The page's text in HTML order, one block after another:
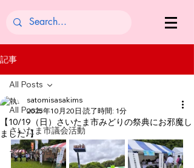
記事
All Posts
さいたま市議会活動
その他の活動
All Posts
【10/19（日）さいたま市みどりの祭典にお邪魔し
ました♪】
satomisasakims
2025年10月20日 読了時間: 1分